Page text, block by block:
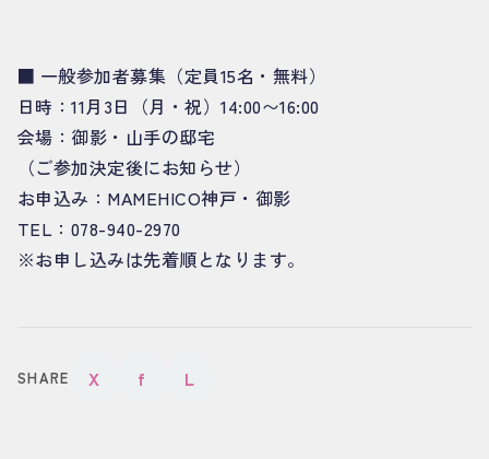
■ 一般参加者募集（定員15名・無料）
日時：11月3日（月・祝）14:00〜16:00
会場：御影・山手の邸宅
（ご参加決定後にお知らせ）
お申込み：MAMEHICO神戸・御影
TEL：078-940-2970
※お申し込みは先着順となります。
SHARE X f L